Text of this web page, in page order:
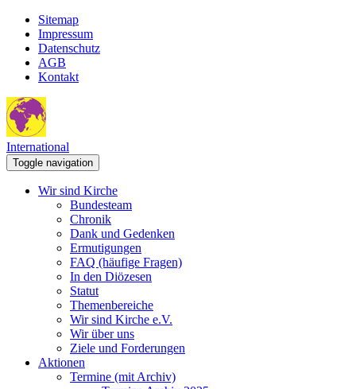
Sitemap
Impressum
Datenschutz
AGB
Kontakt
International
Toggle navigation
Wir sind Kirche
Bundesteam
Chronik
Dank und Gedenken
Ermutigungen
FAQ (häufige Fragen)
In den Diözesen
Statut
Themenbereiche
Wir sind Kirche e.V.
Wir über uns
Ziele und Forderungen
Aktionen
Termine (mit Archiv)